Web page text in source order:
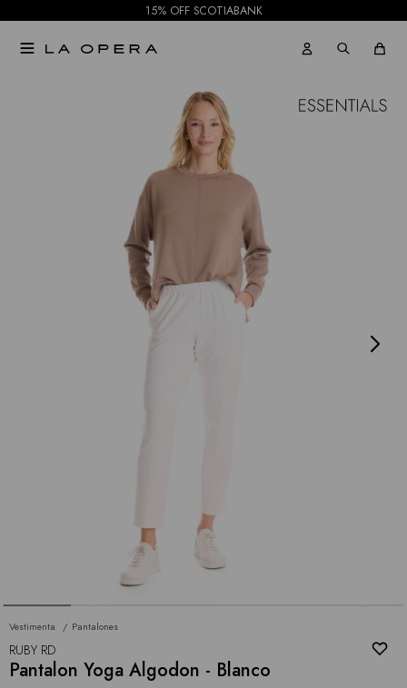
15% OFF SCOTIABANK

Vestimenta Pantalones
RUBY RD
Pantalon Yoga Algodon - Blanco
NOTIFICARME